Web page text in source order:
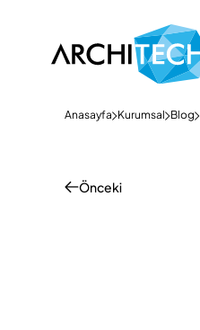
Anasayfa Kurumsal Blog
Önceki